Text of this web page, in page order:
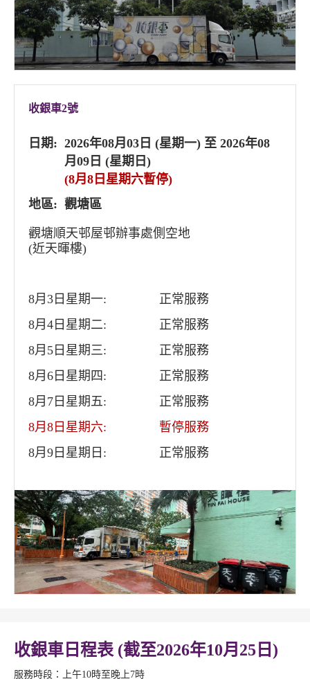
收銀車2號
日期: 2026年08月03日 (星期一) 至 2026年08
月09日 (星期日)
(8月8日星期六暫停)
地區: 觀塘區
觀塘順天邨屋邨辦事處側空地
(近天暉樓)
8月3日星期一:
正常服務
8月4日星期二:
正常服務
8月5日星期三:
正常服務
8月6日星期四:
正常服務
8月7日星期五:
正常服務
8月8日星期六:
暫停服務
8月9日星期日:
正常服務
收銀車日程表 (截至2026年10月25日)
服務時段：上午10時至晚上7時